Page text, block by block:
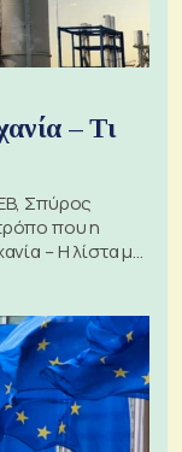
– Τι
Σπύρος
που η
– Η λίστα με